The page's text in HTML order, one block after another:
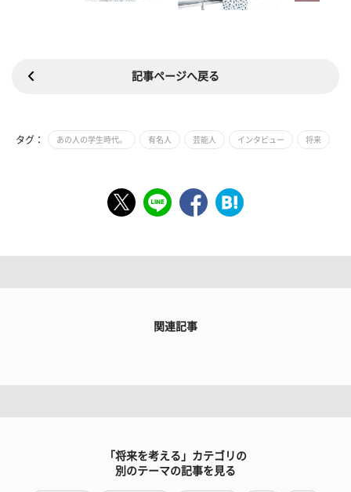
記事ページへ戻る
タグ： あの人の学生時代。 有名人 芸能人 インタビュー 将来
関連記事
「将来を考える」カテゴリの
別のテーマの記事を見る